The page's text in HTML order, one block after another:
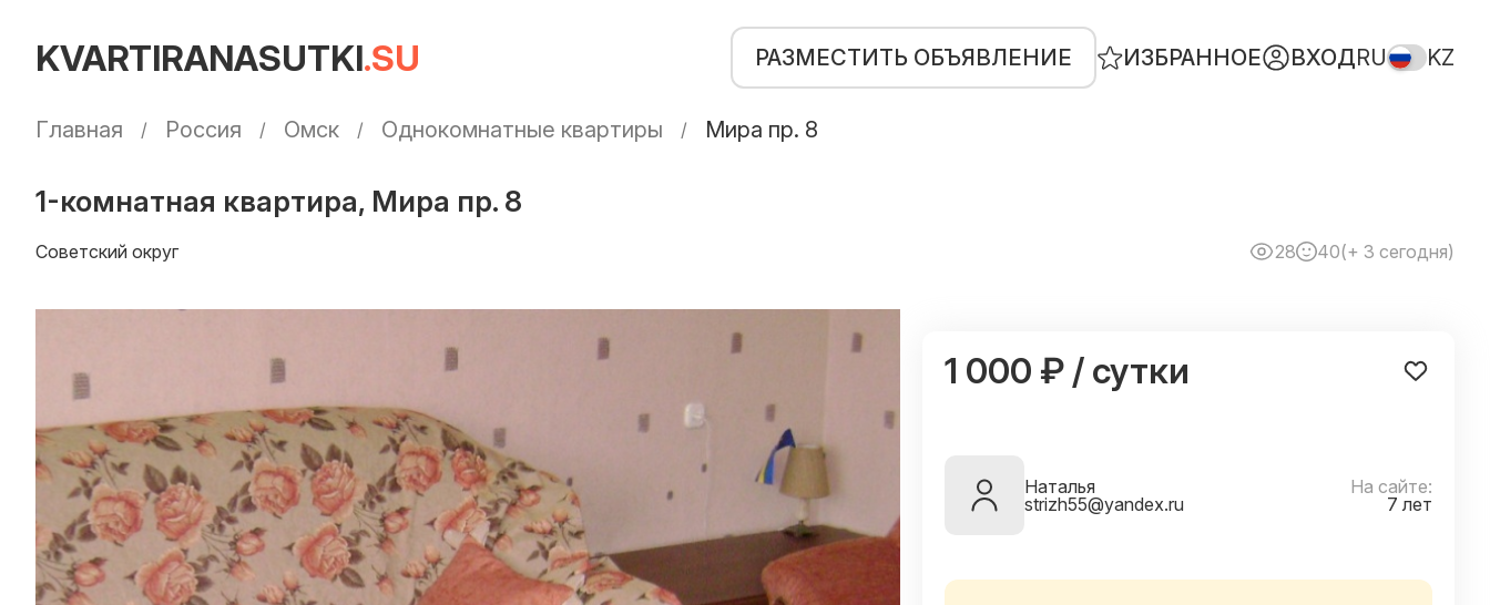
KVARTIRANASUTKI.SU РАЗМЕСТИТЬ ОБЪЯВЛЕНИЕ ИЗБРАННОЕ ВХОДRU KZ
Главная Россия Омск Однокомнатные квартиры Мира пр. 8
1-комнатная квартира, Мира пр. 8
Советский округ 28 40(+ 3 сегодня)
1 000 ₽ / сутки
Наталья
strizh55@yandex.ru
На сайте:
7 лет